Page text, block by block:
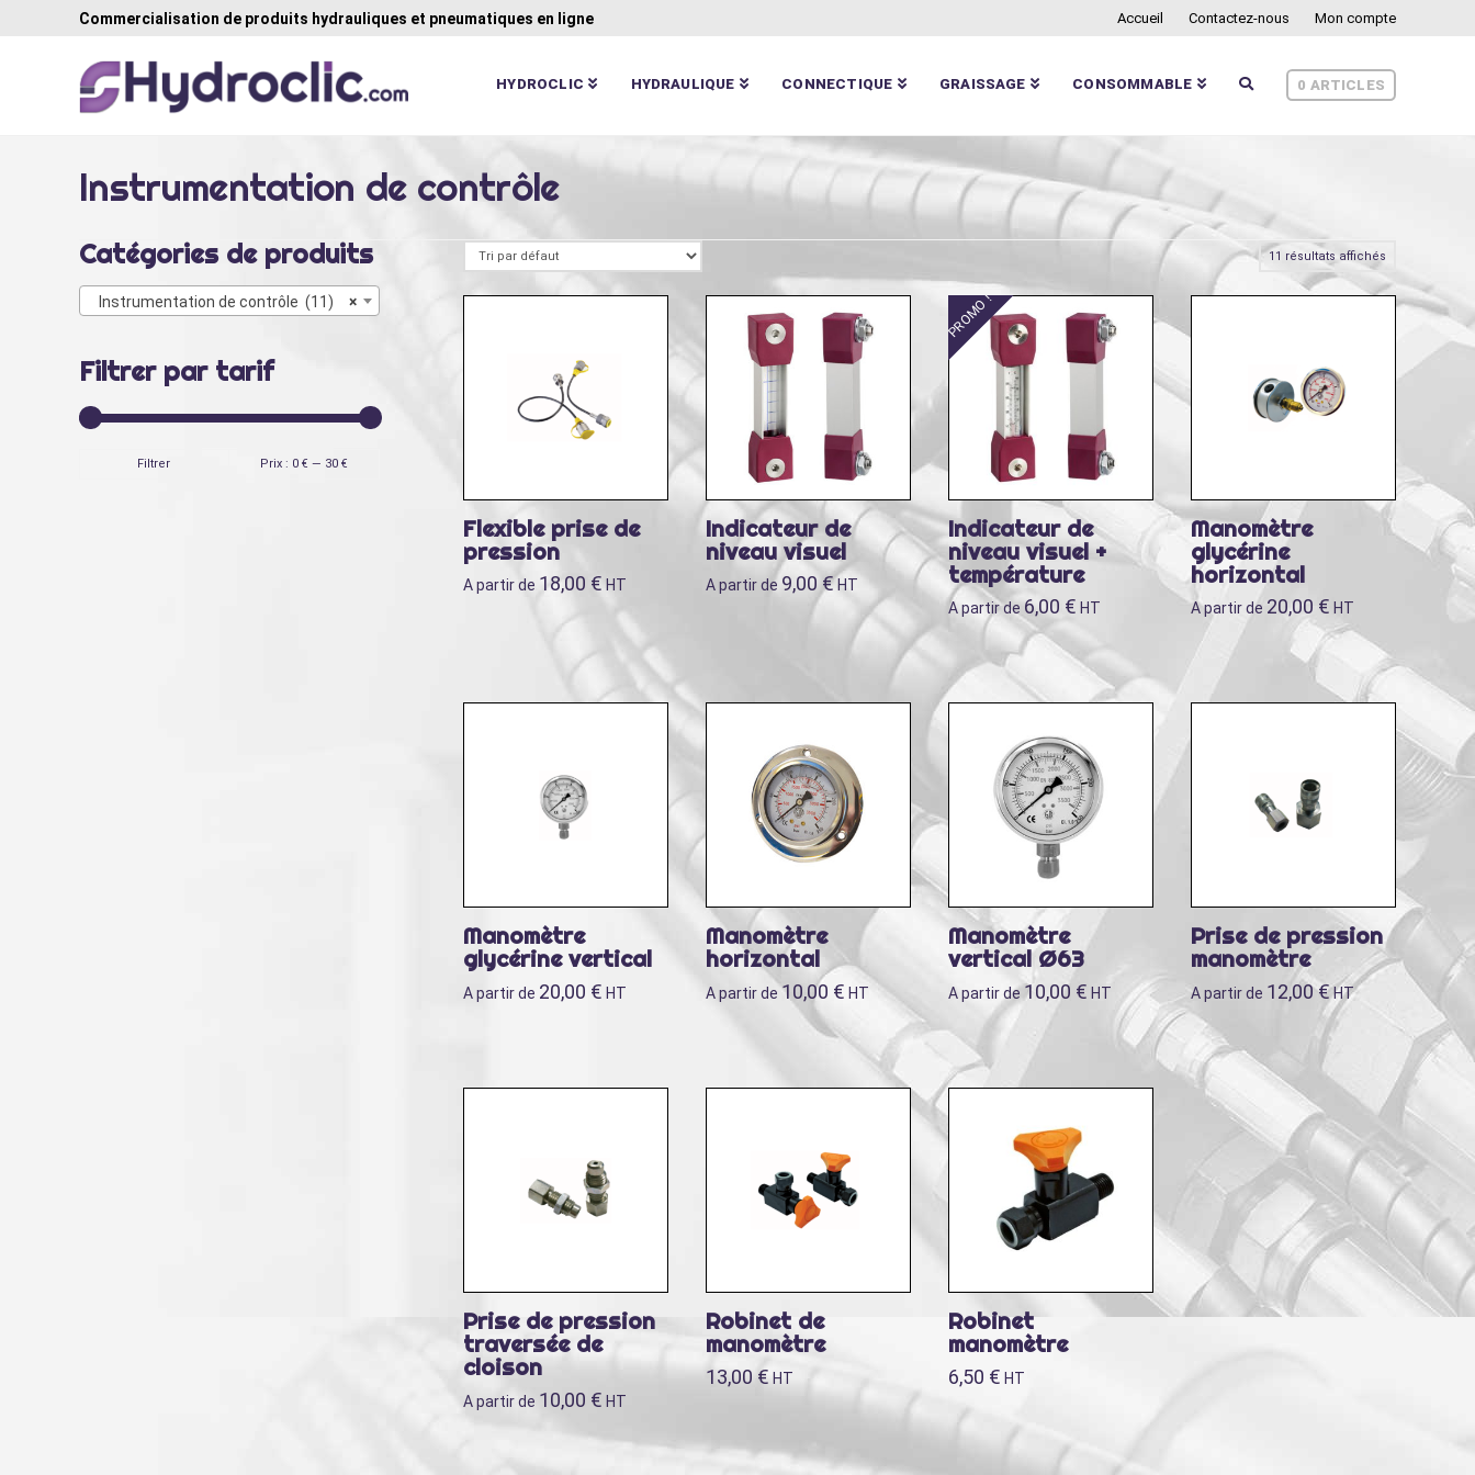
Commercialisation de produits hydrauliques et pneumatiques en ligne Accueil Contactez-nous Mon compte
HYDROCLIC HYDRAULIQUE CONNECTIQUE GRAISSAGE CONSOMMABLE 0 ARTICLES
Instrumentation de contrôle
11 résultats affichés
Flexible prise de
pression
A partir de 18,00 € HT
Indicateur de
niveau visuel
A partir de 9,00 €HT
PROMO !
Indicateur de
niveau visuel +
température
A partir de 6,00 € HT
Manomètre
glycérine
horizontal
A partir de 20,00 € HT
Manomètre
glycérine vertical
A partir de 20,00 € HT
Manomètre
horizontal
A partir de10,00 € HT
Manomètre
vertical Ø63
A partir de 10,00 € HT
Prise de pression
manomètre
A partir de 12,00€HT
Prise de pression
traversée de
cloison
A partir de 10,00 € HT
Robinet de
manomètre
13,00 € HT
Robinet
manomètre
6,50 € HT
Catégories de produits
×
Instrumentation de contrôle (11)
Filtrer par tarif
Filtrer Prix : 0 € — 30 €